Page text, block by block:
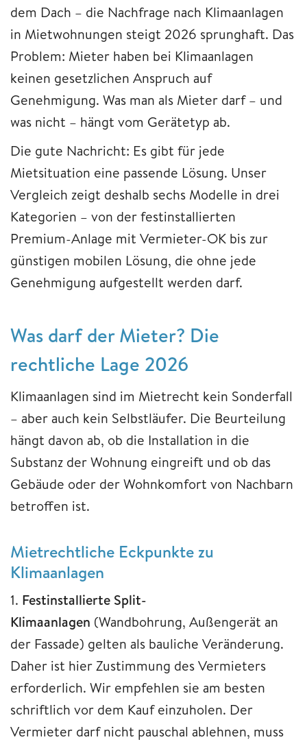
dem Dach – die Nachfrage nach Klimaanlagen
in Mietwohnungen steigt 2026 sprunghaft. Das
Problem: Mieter haben bei Klimaanlagen
keinen gesetzlichen Anspruch auf
Genehmigung. Was man als Mieter darf – und
was nicht – hängt vom Gerätetyp ab.
Die gute Nachricht: Es gibt für jede
Mietsituation eine passende Lösung. Unser
Vergleich zeigt deshalb sechs Modelle in drei
Kategorien – von der festinstallierten
Premium-Anlage mit Vermieter-OK bis zur
günstigen mobilen Lösung, die ohne jede
Genehmigung aufgestellt werden darf.
Was darf der Mieter? Die
rechtliche Lage 2026
Klimaanlagen sind im Mietrecht kein Sonderfall
– aber auch kein Selbstläufer. Die Beurteilung
hängt davon ab, ob die Installation in die
Substanz der Wohnung eingreift und ob das
Gebäude oder der Wohnkomfort von Nachbarn
betroffen ist.
Mietrechtliche Eckpunkte zu
Klimaanlagen
1. Festinstallierte Split-
Klimaanlagen (Wandbohrung, Außengerät an
der Fassade) gelten als bauliche Veränderung.
Daher ist hier Zustimmung des Vermieters
erforderlich. Wir empfehlen sie am besten
schriftlich vor dem Kauf einzuholen. Der
Vermieter darf nicht pauschal ablehnen, muss